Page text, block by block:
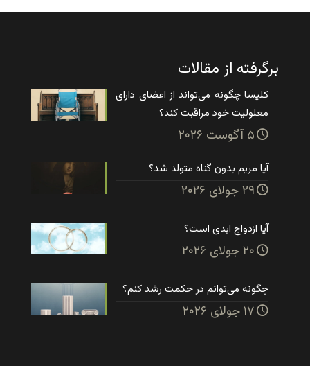
برگرفته از مقالات
کلیسا چگونه می‌تواند از اعضای دارای
معلولیت خود مراقبت کند؟
۵ آگوست ۲۰۲۶
آیا مریم بدون گناه متولد شد؟
۲۹ جولای ۲۰۲۶
آیا ازدواج ابدی است؟
۲۰ جولای ۲۰۲۶
چگونه می‌توانم در حکمت رشد کنم؟
۱۷ جولای ۲۰۲۶